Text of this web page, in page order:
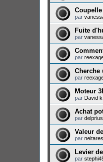
par
Fuite
par
par
Cherche
par
Moteur
par David k
Achat
par
Valeur
par
Levier
par